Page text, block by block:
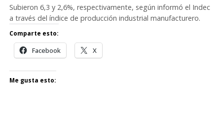
Subieron 6,3 y 2,6%, respectivamente, según informó el Indec
a través del índice de producción industrial manufacturero.
Comparte esto:
Facebook X
Me gusta esto: